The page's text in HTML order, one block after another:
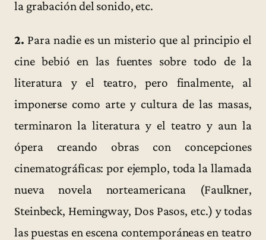
la grabación del sonido, etc.
2. Para nadie es un misterio que al principio el
cine bebió en las fuentes sobre todo de la
literatura y el teatro, pero finalmente, al
imponerse como arte y cultura de las masas,
terminaron la literatura y el teatro y aun la
ópera creando obras con concepciones
cinematográficas: por ejemplo, toda la llamada
nueva novela norteamericana (Faulkner,
Steinbeck, Hemingway, Dos Pasos, etc.) y todas
las puestas en escena contemporáneas en teatro